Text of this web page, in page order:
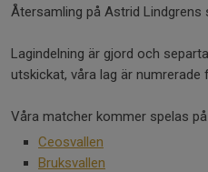
Återsamling på Astrid Lindgrens
Lagindelning är gjord och
utskickat, våra lag är numrerade
Våra matcher kommer spelas
Ceosvallen
Bruksvallen